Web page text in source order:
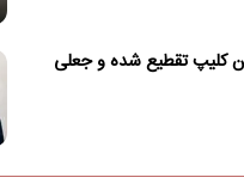
کلیپ تقطیع شده و جعلی